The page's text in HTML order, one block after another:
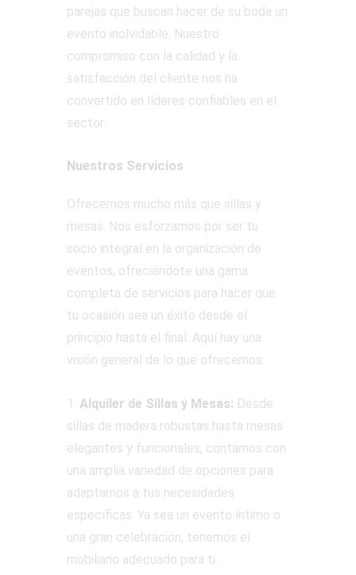
parejas que buscan hacer de su boda un
evento inolvidable. Nuestro
compromiso con la calidad y la
satisfacción del cliente nos ha
convertido en líderes confiables en el
sector.
Nuestros Servicios
Ofrecemos mucho más que sillas y
mesas. Nos esforzamos por ser tu
socio integral en la organización de
eventos, ofreciéndote una gama
completa de servicios para hacer que
tu ocasión sea un éxito desde el
principio hasta el final. Aquí hay una
visión general de lo que ofrecemos:
1. Alquiler de Sillas y Mesas: Desde
sillas de madera robustas hasta mesas
elegantes y funcionales, contamos con
una amplia variedad de opciones para
adaptarnos a tus necesidades
específicas. Ya sea un evento íntimo o
una gran celebración, tenemos el
mobiliario adecuado para ti.